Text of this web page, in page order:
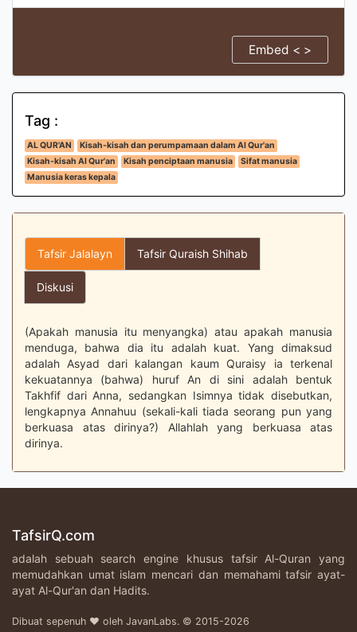
Embed < >
Tag :
AL QUR'AN
Kisah-kisah dan perumpamaan dalam Al Qur'an
Kisah-kisah Al Qur'an
Kisah penciptaan manusia
Sifat manusia
Manusia keras kepala
Tafsir Jalalayn Tafsir Quraish Shihab
Diskusi
(Apakah manusia itu menyangka) atau apakah manusia
menduga, bahwa dia itu adalah kuat. Yang dimaksud
adalah Asyad dari kalangan kaum Quraisy ia terkenal
kekuatannya (bahwa) huruf An di sini adalah bentuk
Takhfif dari Anna, sedangkan Isimnya tidak disebutkan,
lengkapnya Annahuu (sekali-kali tiada seorang pun yang
berkuasa atas dirinya?) Allahlah yang berkuasa atas
dirinya.
TafsirQ.com
adalah sebuah search engine khusus tafsir Al-Quran yang
memudahkan umat islam mencari dan memahami tafsir ayat-
ayat Al-Qur'an dan Hadits.
Dibuat sepenuh ♥ oleh JavanLabs. © 2015-2026